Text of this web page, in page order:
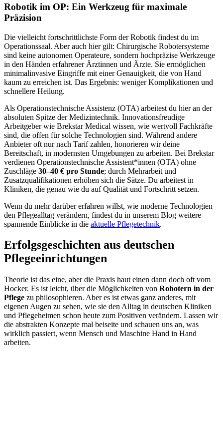
Robotik im OP: Ein Werkzeug für maximale
Präzision
Die vielleicht fortschrittlichste Form der Robotik findest du im
Operationssaal. Aber auch hier gilt: Chirurgische Robotersysteme
sind keine autonomen Operateure, sondern hochpräzise Werkzeuge
in den Händen erfahrener Ärztinnen und Ärzte. Sie ermöglichen
minimalinvasive Eingriffe mit einer Genauigkeit, die von Hand
kaum zu erreichen ist. Das Ergebnis: weniger Komplikationen und
schnellere Heilung.
Als Operationstechnische Assistenz (OTA) arbeitest du hier an der
absoluten Spitze der Medizintechnik. Innovationsfreudige
Arbeitgeber wie Brekstar Medical wissen, wie wertvoll Fachkräfte
sind, die offen für solche Technologien sind. Während andere
Anbieter oft nur nach Tarif zahlen, honorieren wir deine
Bereitschaft, in modernsten Umgebungen zu arbeiten. Bei Brekstar
verdienen Operationstechnische Assistent*innen (OTA) ohne
Zuschläge 30–40 € pro Stunde; durch Mehrarbeit und
Zusatzqualifikationen erhöhen sich die Sätze. Du arbeitest in
Kliniken, die genau wie du auf Qualität und Fortschritt setzen.
Wenn du mehr darüber erfahren willst, wie moderne Technologien
den Pflegealltag verändern, findest du in unserem Blog weitere
spannende Einblicke in die aktuelle Pflegetechnik.
Erfolgsgeschichten aus deutschen
Pflegeeinrichtungen
Theorie ist das eine, aber die Praxis haut einen dann doch oft vom
Hocker. Es ist leicht, über die Möglichkeiten von Robotern in der
Pflege zu philosophieren. Aber es ist etwas ganz anderes, mit
eigenen Augen zu sehen, wie sie den Alltag in deutschen Kliniken
und Pflegeheimen schon heute zum Positiven verändern. Lassen wir
die abstrakten Konzepte mal beiseite und schauen uns an, was
wirklich passiert, wenn Mensch und Maschine Hand in Hand
arbeiten.